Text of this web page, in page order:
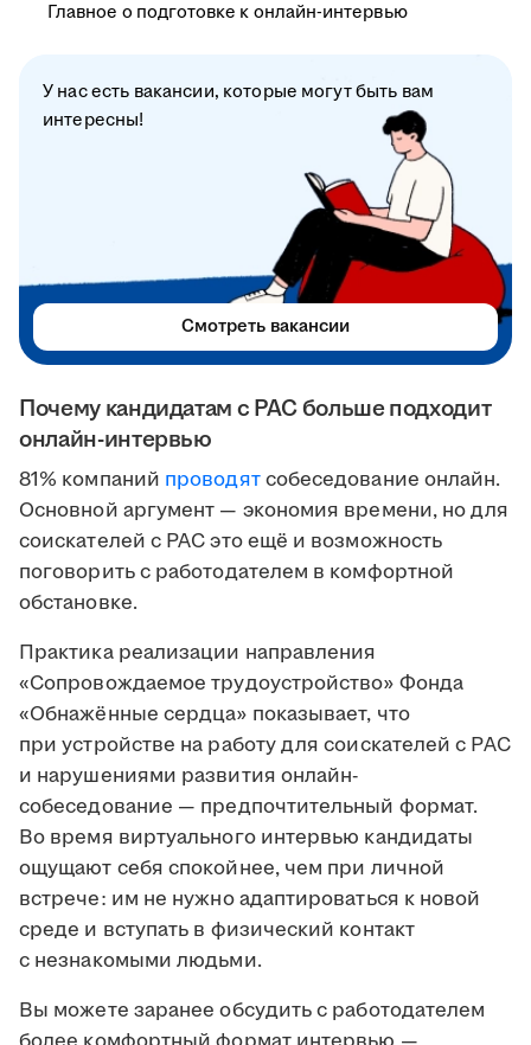
Почему кандидатам с РАС больше подходит
онлайн-интервью
81% компаний проводятсобеседование онлайн.
Основной аргумент — экономия времени, но для
соискателей с РАС это ещё и возможность
поговорить с работодателем в комфортной
обстановке.
Практика реализации направления
«Сопровождаемое трудоустройство» Фонда
«Обнажённые сердца» показывает, что
при устройстве на работу для соискателей с РАС
и нарушениями развития онлайн-
собеседование — предпочтительный формат.
Во время виртуального интервью кандидаты
ощущают себя спокойнее, чем при личной
встрече: им не нужно адаптироваться к новой
среде и вступать в физический контакт
с незнакомыми людьми.
Вы можете заранее обсудить с работодателем
Главное о подготовке к онлайн-интервью
У нас есть вакансии, которые могут быть вам
интересны!
Смотреть вакансии